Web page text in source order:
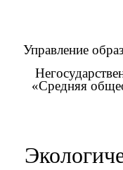
Управление
«Средняя